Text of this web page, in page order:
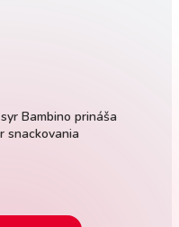
Bambino prináša
snackovania